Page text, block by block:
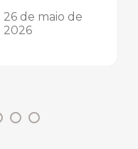
26 de maio de
2026